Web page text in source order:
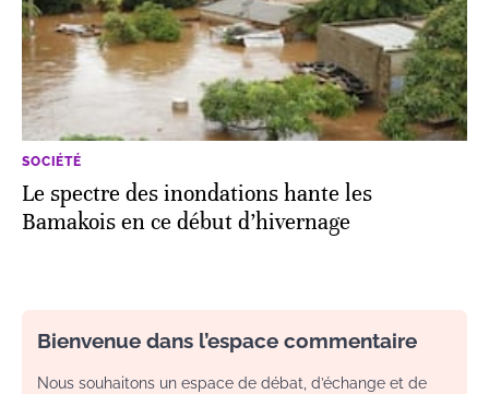
SOCIÉTÉ
Le spectre des inondations hante les
Bamakois en ce début d’hivernage
Bienvenue dans l’espace commentaire
Nous souhaitons un espace de débat, d’échange et de